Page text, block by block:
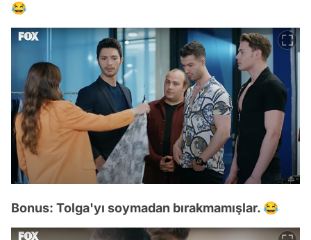
😂
Bonus: Tolga'yı soymadan bırakmamışlar. 😂